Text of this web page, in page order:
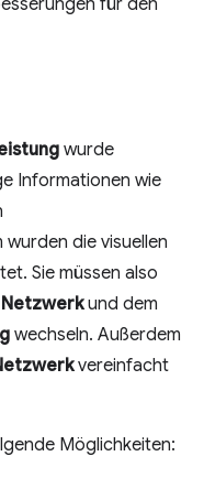
wurde
Informationen wie
die visuellen
Sie müssen also
Netzwerkund dem
wechseln. Außerdem
vereinfacht
Möglichkeiten: